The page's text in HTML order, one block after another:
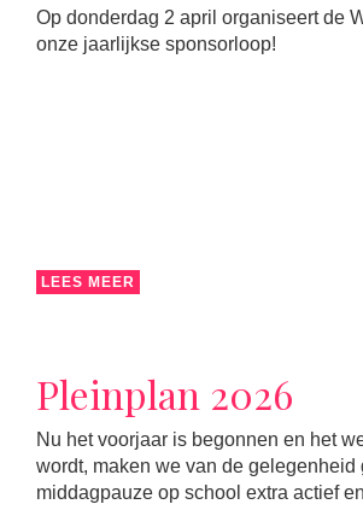
Op donderdag 2 april organiseert de
onze jaarlijkse sponsorloop!
LEES MEER
Pleinplan 2026
Nu het voorjaar is begonnen en het
wordt, maken we van de gelegenheid
middagpauze op school extra actief